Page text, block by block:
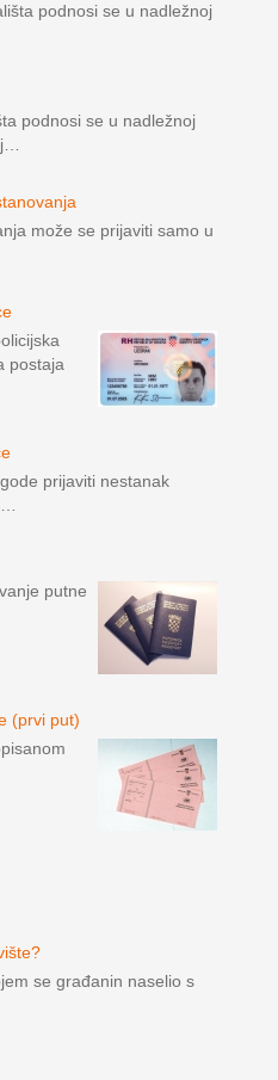
podnosi se u nadležnoj
podnosi se u nadležnoj
može se prijaviti samo u
postaja
prijaviti nestanak
putne
(prvi put)
se građanin naselio s